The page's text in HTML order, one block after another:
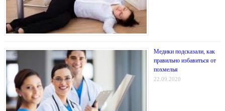
Медики подсказали, как
правильно избавиться от
похмелья
22.09.2020